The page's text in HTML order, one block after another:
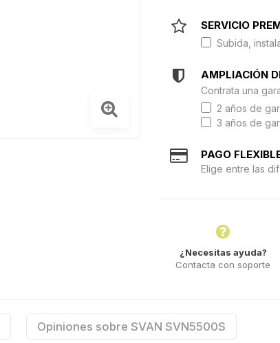
SERVICIO
Subida,
AMPLIACIÓN
Contrata una
2 años de
3 años de
PAGO
Elige entre las
¿Necesitas ayuda?
Contacta con soporte
Opiniones sobre SVAN SVN5500S